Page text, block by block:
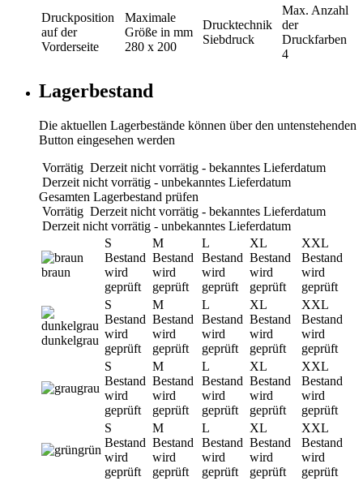
Druckposition
auf der
Vorderseite
Maximale
Größe in mm
280 x 200
Drucktechnik
Siebdruck
Max. Anzahl
der
Druckfarben
4
Lagerbestand
Die aktuellen Lagerbestände können über den untenstehenden
Button eingesehen werden
Vorrätig Derzeit nicht vorrätig - bekanntes Lieferdatum
Derzeit nicht vorrätig - unbekanntes Lieferdatum
Gesamten Lagerbestand prüfen
Vorrätig Derzeit nicht vorrätig - bekanntes Lieferdatum
Derzeit nicht vorrätig - unbekanntes Lieferdatum
braun
S
Bestand
wird
geprüft
M
Bestand
wird
geprüft
L
Bestand
wird
geprüft
XL
Bestand
wird
geprüft
XXL
Bestand
wird
geprüft
dunkelgrau
S
Bestand
wird
geprüft
M
Bestand
wird
geprüft
L
Bestand
wird
geprüft
XL
Bestand
wird
geprüft
XXL
Bestand
wird
geprüft
grau
S
Bestand
wird
geprüft
M
Bestand
wird
geprüft
L
Bestand
wird
geprüft
XL
Bestand
wird
geprüft
XXL
Bestand
wird
geprüft
grün
S
Bestand
wird
geprüft
M
Bestand
wird
geprüft
L
Bestand
wird
geprüft
XL
Bestand
wird
geprüft
XXL
Bestand
wird
geprüft